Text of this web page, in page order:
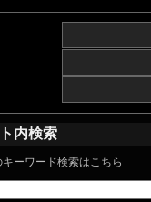
内検索
ーワード検索はこちら